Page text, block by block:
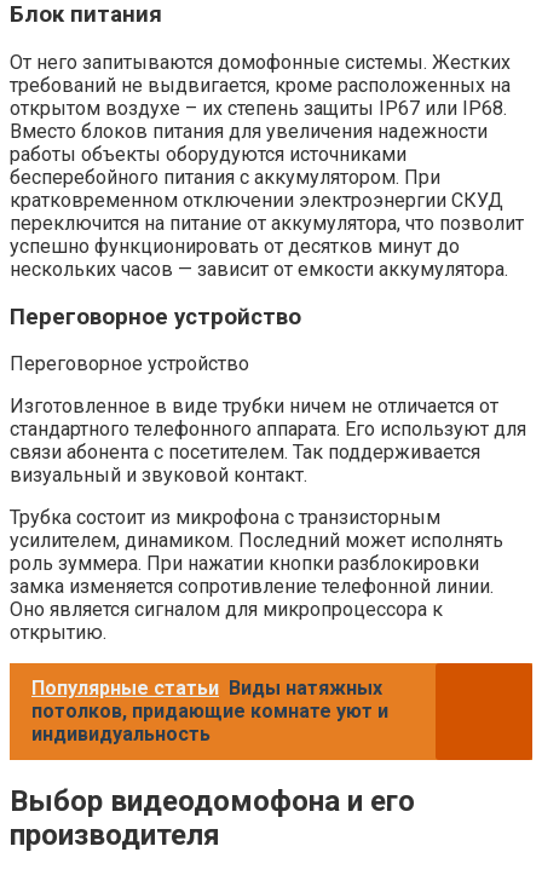
Блок питания
От него запитываются домофонные системы. Жестких
требований не выдвигается, кроме расположенных на
открытом воздухе – их степень защиты IP67 или IP68.
Вместо блоков питания для увеличения надежности
работы объекты оборудуются источниками
бесперебойного питания с аккумулятором. При
кратковременном отключении электроэнергии СКУД
переключится на питание от аккумулятора, что позволит
успешно функционировать от десятков минут до
нескольких часов — зависит от емкости аккумулятора.
Переговорное устройство
Переговорное устройство
Изготовленное в виде трубки ничем не отличается от
стандартного телефонного аппарата. Его используют для
связи абонента с посетителем. Так поддерживается
визуальный и звуковой контакт.
Трубка состоит из микрофона с транзисторным
усилителем, динамиком. Последний может исполнять
роль зуммера. При нажатии кнопки разблокировки
замка изменяется сопротивление телефонной линии.
Оно является сигналом для микропроцессора к
открытию.
Популярные статьи Виды натяжных
потолков, придающие комнате уют и
индивидуальность
Выбор видеодомофона и его
производителя